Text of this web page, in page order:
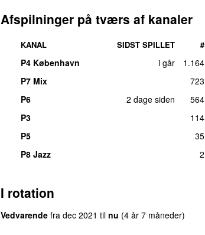
Afspilninger på tværs af kanaler
KANAL SIDST SPILLET #
P4 København i går
1.164
P7 Mix
723
P6
2 dage siden
564
P3
114
P5
35
P8 Jazz
2
I rotation
Vedvarende fra dec 2021 til nu (4 år 7 måneder)